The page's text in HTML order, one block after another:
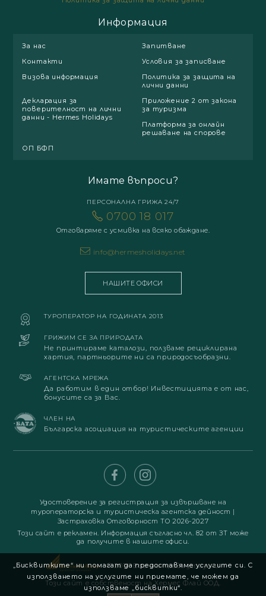
Информация
За нас
Запитване
Контакти
Условия за записване
Визова информация
Политика за защита на
лични данни
Декларация за
поверителност на лични
данни - Hermes Holidays
Приложение 2 от закона
за туризма
Платформа за онлайн
решаване на спорове
ОП БФП
Имате въпроси?
ПЕРСОНАЛНА ГРИЖА 24/7
0700 18 017
Отговаряме с усмивка на всяко обаждане.
info@hermesholidays.net
НАШИТЕ ОФИСИ
ТУРОПЕРАТОР НА ГОДИНАТА 2013
ГРИЖИМ СЕ ЗА ПРИРОДАТА
Не принтираме каталози, ползваме рециклирана
хартия, партньорите ни са природосъобразни.
АГЕНТСКА МРЕЖА
Да работим в един отбор! Инвестицията е от нас,
бонусите са за Вас.
ЧЛЕН НА
Българска асоциация на туристическите агенции
Удостоверение за регистрация за извършване на
туроператорска и туристическа агентска дейност |
Застраховка Отговорност ТО 2026-2027
Този сайт е рекламен. Информация съгласно чл. 82 от ЗТ може
да получите в нашите офиси.
© 2019. Всички права запазени
Този сайт е собственост на Хермес Флай ООД.
„Бисквитките“ ни помагат да предоставяме услугите си. С
използването на услугите ни приемате, че можем да
използваме „бисквитки“.